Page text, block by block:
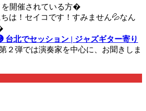
を開催されている方�
は！セイコです！すみません💦なん
台北でセッション | ジャズギター寄り
２弾では演奏家を中心に、お聞きしま